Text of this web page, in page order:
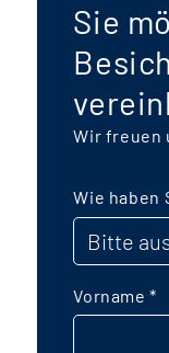
Sie
Wir freuen
Wie haben
Vorname*